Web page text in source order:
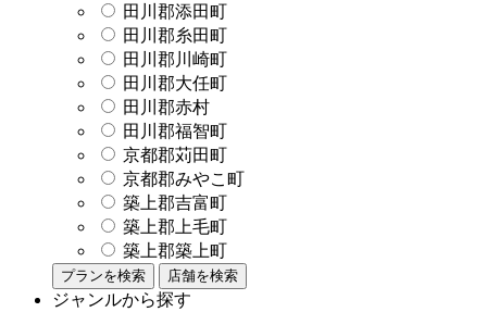
田川郡添田町
田川郡糸田町
田川郡川崎町
田川郡大任町
田川郡赤村
田川郡福智町
京都郡苅田町
京都郡みやこ町
築上郡吉富町
築上郡上毛町
築上郡築上町
プランを検索 店舗を検索
ジャンルから探す